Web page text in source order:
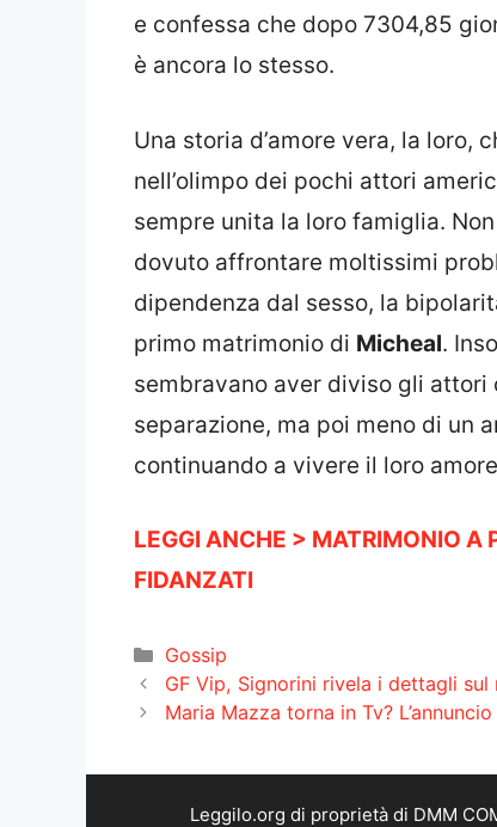
e confessa che dopo 7304,85
è ancora lo stesso.
Una storia d’amore vera, la loro,
nell’olimpo dei pochi attori
sempre unita la loro famiglia.
dovuto affrontare moltissimi
dipendenza dal sesso, la
primo matrimonio di Micheal.
sembravano aver diviso gli attori
separazione, ma poi meno di un
continuando a vivere il loro
LEGGI ANCHE > MATRIMONIO A
FIDANZATI
Categorie
Gossip
GF Vip, Signorini rivela i dettagli
Maria Mazza torna in Tv?
Leggilo.org di proprietà di DMM